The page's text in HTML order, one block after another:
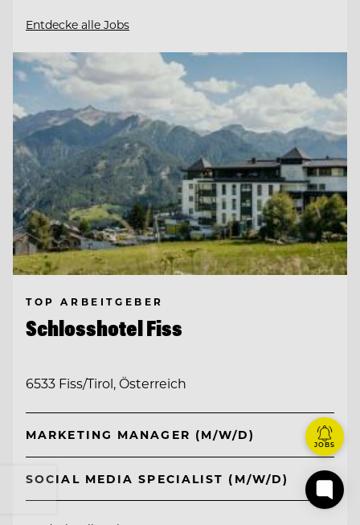
Entdecke alle Jobs
TOP ARBEITGEBER
Schlosshotel Fiss
6533 Fiss/Tirol, Österreich
MARKETING MANAGER (M/W/D)
SOCIAL MEDIA SPECIALIST (M/W/D)
JOBS